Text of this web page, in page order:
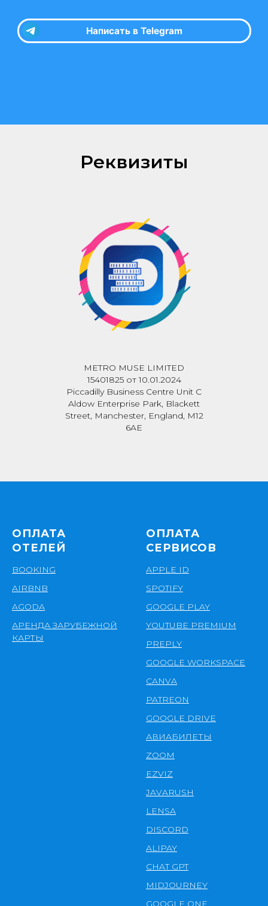
Реквизиты
METRO MUSE LIMITED
15401825 от 10.01.2024
Piccadilly Business Centre Unit C
Aldow Enterprise Park, Blackett
Street, Manchester, England, M12
6AE
ОПЛАТА
ОТЕЛЕЙ
BOOKING
AIRBNB
AGODA
АРЕНДА ЗАРУБЕЖНОЙ
КАРТЫ
ОПЛАТА
СЕРВИСОВ
APPLE ID
SPOTIFY
GOOGLE PLAY
YOUTUBE PREMIUM
PREPLY
GOOGLE WORKSPACE
CANVA
PATREON
GOOGLE DRIVE
АВИАБИЛЕТЫ
ZOOM
EZVIZ
JAVARUSH
LENSA
DISCORD
ALIPAY
CHAT GPT
MIDJOURNEY
GOOGLE ONE